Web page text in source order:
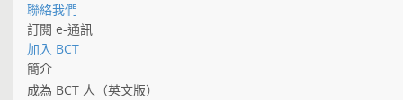
聯絡我們
訂閱 e-通訊
加入 BCT
簡介
成為 BCT 人（英文版）